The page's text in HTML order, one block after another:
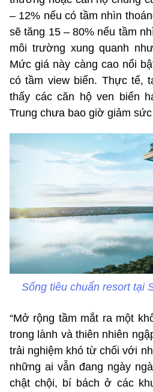
– 12% nếu có tầm nhìn
sẽ tăng 15 – 80% nếu tầm
môi trường xung quanh
Mức giá này càng cao nổi
có tầm view biển. Thực tế,
thấy các căn hộ ven biển
Trung chưa bao giờ giảm
Sống tiêu chuẩn resort tại
“Mở rộng tầm mắt ra một
trong lành và thiên nhiên
trải nghiệm khó từ chối với
những ai vẫn đang ngày
chật chội, bí bách ở các